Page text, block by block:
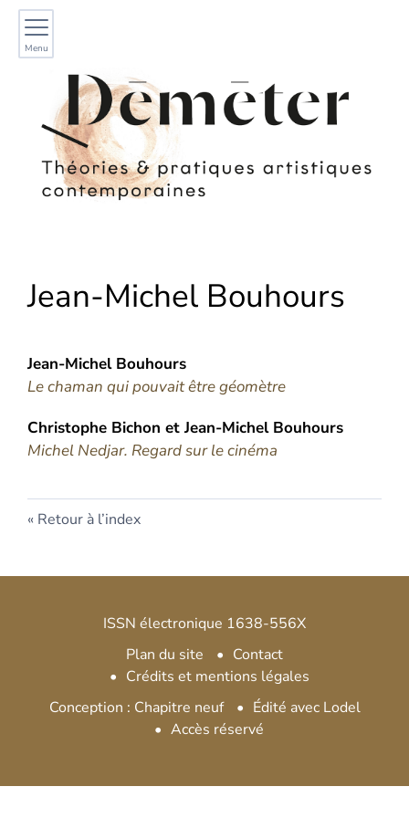
Menu
Jean-Michel Bouhours
Jean-Michel Bouhours
Le chaman qui pouvait être géomètre
Christophe Bichon et Jean-Michel Bouhours
Michel Nedjar. Regard sur le cinéma
Retour à l’index
ISSN électronique 1638-556X
Plan du site
Contact
Crédits et mentions légales
Conception : Chapitre neuf
Édité avec Lodel
Accès réservé